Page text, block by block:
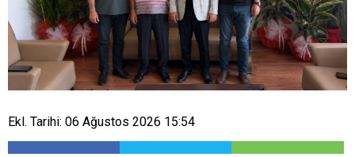
Ekl. Tarihi: 06 Ağustos 2026 15:54